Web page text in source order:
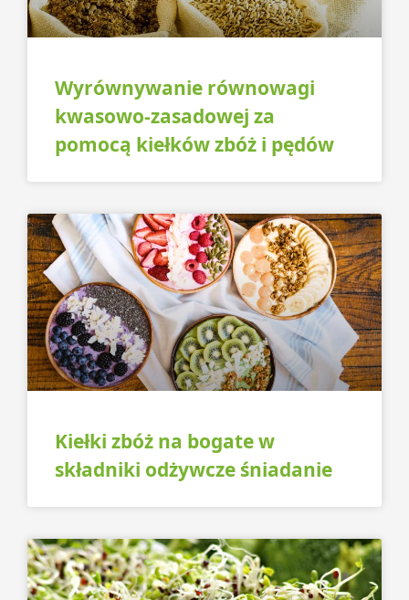
Wyrównywanie równowagi
kwasowo-zasadowej za
pomocą kiełków zbóż i pędów
Kiełki zbóż na bogate w
składniki odżywcze śniadanie